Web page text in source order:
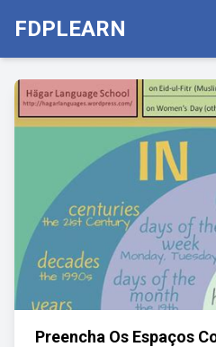
FDPLEARN
Preencha Os Espaços